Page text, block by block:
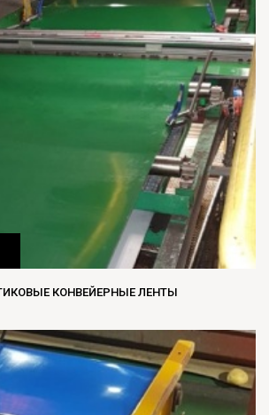
КОНВЕЙЕРНЫЕ ЛЕНТЫ